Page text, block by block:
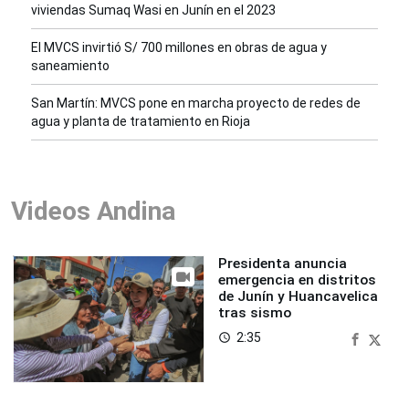
viviendas Sumaq Wasi en Junín en el 2023
El MVCS invirtió S/ 700 millones en obras de agua y
saneamiento
San Martín: MVCS pone en marcha proyecto de redes de
agua y planta de tratamiento en Rioja
Videos Andina
Presidenta anuncia
emergencia en distritos
de Junín y Huancavelica
tras sismo
access_time 2:35